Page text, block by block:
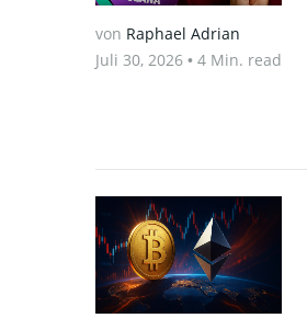
von Raphael Adrian
Juli 30, 2026 • 4 Min. read